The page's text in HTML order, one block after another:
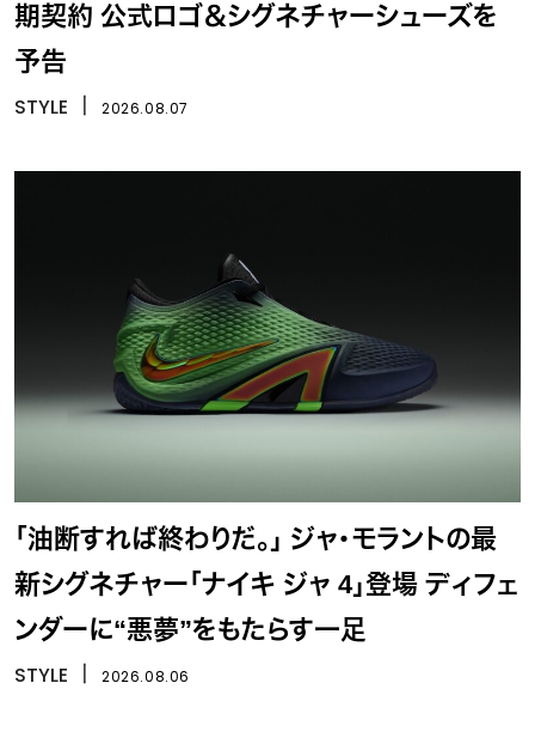
期契約 公式ロゴ＆シグネチャーシューズを
予告
STYLE 2026.08.07
「油断すれば終わりだ。」 ジャ・モラントの最
新シグネチャー「ナイキ ジャ 4」登場 ディフェ
ンダーに“悪夢”をもたらす一足
STYLE 2026.08.06